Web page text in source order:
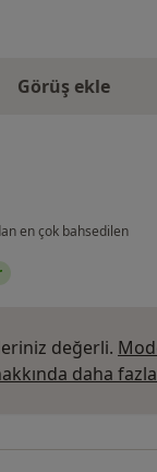
Görüş ekle
en çok bahsedilen
değerli.
daha